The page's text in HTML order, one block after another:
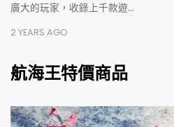
廣大的玩家，收錄上千款遊…
2 YEARS AGO
航海王特價商品